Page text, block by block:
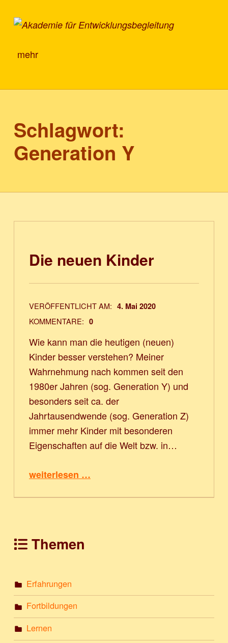
Akademie für Entwicklungsbegleitung
mehr
Schlagwort:
Generation Y
Die neuen Kinder
VERÖFFENTLICHT AM: 4. Mai 2020
KOMMENTARE: 0
Wie kann man die heutigen (neuen)
Kinder besser verstehen? Meiner
Wahrnehmung nach kommen seit den
1980er Jahren (sog. Generation Y) und
besonders seit ca. der
Jahrtausendwende (sog. Generation Z)
immer mehr Kinder mit besonderen
Eigenschaften auf die Welt bzw. in…
“Die neuen Kinder”
weiterlesen …
Themen
Erfahrungen
Fortbildungen
Lernen